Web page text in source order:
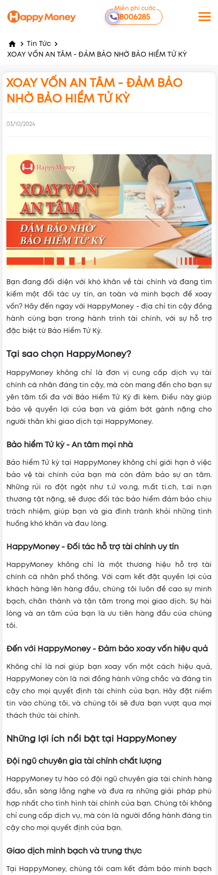
Miễn phí cước
18006285
Tin Tức
XOAY VỐN AN TÂM - ĐẢM BẢO NHỜ BẢO HIỂM TỬ KỲ
XOAY VỐN AN TÂM - ĐẢM BẢO
NHỜ BẢO HIỂM TỬ KỲ
03/10/2024
Bạn đang đối diện với khó khăn về tài chính và đang tìm
kiếm một đối tác uy tín, an toàn và minh bạch để xoay
vốn? Hãy đến ngay với HappyMoney - địa chỉ tin cậy đồng
hành cùng bạn trong hành trình tài chính, với sự hỗ trợ
đặc biệt từ Bảo Hiểm Tử Kỳ.
Tại sao chọn HappyMoney?
HappyMoney không chỉ là đơn vị cung cấp dịch vụ tài
chính cá nhân đáng tin cậy, mà còn mang đến cho bạn sự
yên tâm tối đa với Bảo Hiểm Tử Kỳ đi kèm. Điều này giúp
bảo vệ quyền lợi của bạn và giảm bớt gánh nặng cho
người thân khi giao dịch tại HappyMoney.
Bảo hiểm Tử kỳ - An tâm mọi nhà
Bảo hiểm Tử kỳ tại HappyMoney không chỉ giới hạn ở việc
bảo vệ tài chính của bạn mà còn đảm bảo sự an tâm.
Những rủi ro đột ngột như t.ử vo.ng, m.ất tí.ch, t.ai n.ạn
thương tật nặng, sẽ được đối tác bảo hiểm đảm bảo chịu
trách nhiệm, giúp bạn và gia đình tránh khỏi những tình
huống khó khăn và đau lòng.
HappyMoney - Đối tác hỗ trợ tài chính uy tín
HappyMoney không chỉ là một thương hiệu hỗ trợ tài
chính cá nhân phổ thông. Với cam kết đặt quyền lợi của
khách hàng lên hàng đầu, chúng tôi luôn đề cao sự minh
bạch, chân thành và tận tâm trong mọi giao dịch. Sự hài
lòng và an tâm của bạn là ưu tiên hàng đầu của chúng
tôi.
Đến với HappyMoney - Đảm bảo xoay vốn hiệu quả
Không chỉ là nơi giúp bạn xoay vốn một cách hiệu quả,
HappyMoney còn là nơi đồng hành vững chắc và đáng tin
cậy cho mọi quyết định tài chính của bạn. Hãy đặt niềm
tin vào chúng tôi, và chúng tôi sẽ đưa bạn vượt qua mọi
thách thức tài chính.
Những lợi ích nổi bật tại HappyMoney
Đội ngũ chuyên gia tài chính chất lượng
HappyMoney tự hào có đội ngũ chuyên gia tài chính hàng
đầu, sẵn sàng lắng nghe và đưa ra những giải pháp phù
hợp nhất cho tình hình tài chính của bạn. Chúng tôi không
chỉ cung cấp dịch vụ, mà còn là người đồng hành đáng tin
cậy cho mọi quyết định của bạn.
Giao dịch minh bạch và trung thực
Tại HappyMoney, chúng tôi cam kết đảm bảo minh bạch